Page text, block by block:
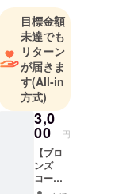
目標金額
未達でも
リターン
が届きま
す(All-in
方式)
3,0
00 円
【ブロ
ンズ
コー
ス】 ・